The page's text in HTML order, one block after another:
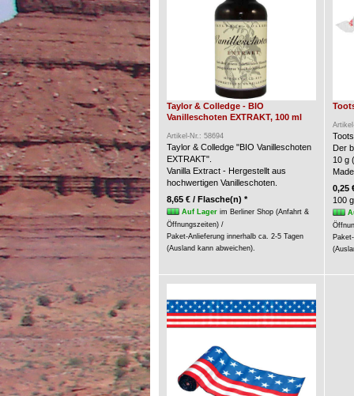
Taylor & Colledge - BIO
Vanilleschoten EXTRAKT, 100 ml
Artikel-Nr.: 58694
Taylor & Colledge "BIO Vanilleschoten
EXTRAKT".
Vanilla Extract - Hergestellt aus
hochwertigen Vanilleschoten.
8,65 € / Flasche(n) *
Auf Lagerim Berliner Shop (Anfahrt &
Öffnungszeiten) /
Paket-Anlieferung innerhalb ca. 2-5 Tagen
(Ausland kann abweichen).
Der
10 g
0,25
100